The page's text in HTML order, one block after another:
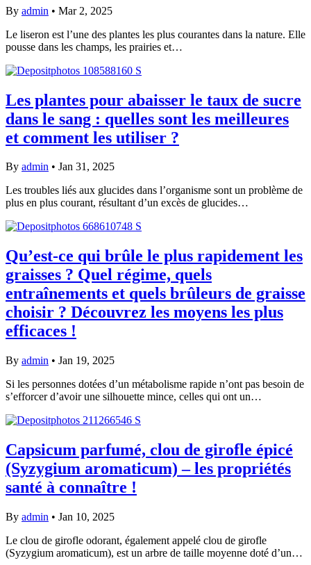
By admin • Mar 2, 2025
Le liseron est l’une des plantes les plus courantes dans la nature. Elle
pousse dans les champs, les prairies et…
Les plantes pour abaisser le taux de sucre
dans le sang : quelles sont les meilleures
et comment les utiliser ?
By admin • Jan 31, 2025
Les troubles liés aux glucides dans l’organisme sont un problème de
plus en plus courant, résultant d’un excès de glucides…
Qu’est-ce qui brûle le plus rapidement les
graisses ? Quel régime, quels
entraînements et quels brûleurs de graisse
choisir ? Découvrez les moyens les plus
efficaces !
By admin • Jan 19, 2025
Si les personnes dotées d’un métabolisme rapide n’ont pas besoin de
s’efforcer d’avoir une silhouette mince, celles qui ont un…
Capsicum parfumé, clou de girofle épicé
(Syzygium aromaticum) – les propriétés
santé à connaître !
By admin • Jan 10, 2025
Le clou de girofle odorant, également appelé clou de girofle
(Syzygium aromaticum), est un arbre de taille moyenne doté d’un…